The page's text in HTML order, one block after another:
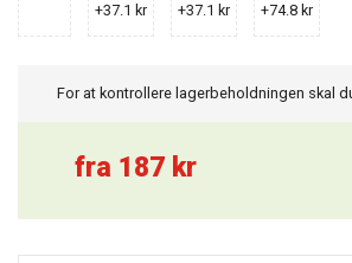
+37.1 kr +37.1 kr +74.8 kr
For at kontrollere lagerbeholdningen skal
fra 187 kr